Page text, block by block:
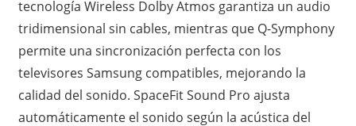
tecnología Wireless Dolby Atmos garantiza un audio
tridimensional sin cables, mientras que Q-Symphony
permite una sincronización perfecta con los
televisores Samsung compatibles, mejorando la
calidad del sonido. SpaceFit Sound Pro ajusta
automáticamente el sonido según la acústica del